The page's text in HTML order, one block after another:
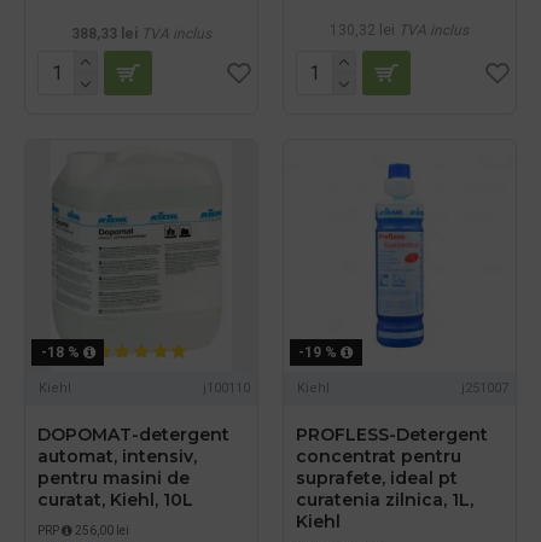
388,33 lei TVA inclus 130,32 lei TVA inclus
-18 %
Kiehl j100110
DOPOMAT-detergent
automat, intensiv,
pentru masini de
curatat, Kiehl, 10L
PRP 256,00 lei
-19 %
Kiehl j251007
PROFLESS-Detergent
concentrat pentru
suprafete, ideal pt
curatenia zilnica, 1L,
Kiehl